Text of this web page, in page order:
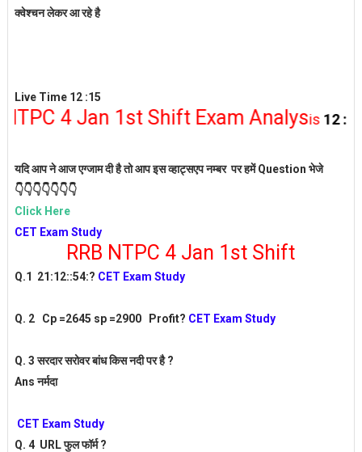
क्वेश्चन लेकर आ रहे है
Live Time 12 :15
4 Jan 1st Shift Exam Analysis12 :15Pleas
यदि आप ने आज एग्जाम दी है तो आप इस व्हाट्सएप नम्बर पर हमें Question भेजे
👇👇👇👇👇👇👇
Click Here
CET Exam Study
RRB NTPC 4 Jan 1st Shift
Q.1 21:12::54:? CET Exam Study
Q. 2 Cp =2645 sp =2900 Profit? CET Exam Study
Q. 3 सरदार सरोवर बांध किस नदी पर है ?
Ans नर्मदा
CET Exam Study
Q. 4 URL फुल फॉर्म ?